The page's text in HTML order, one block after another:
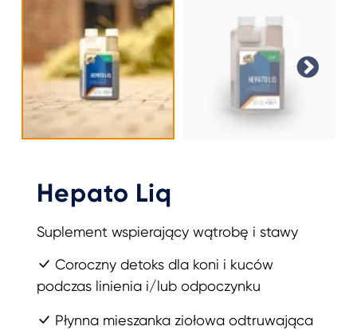
Hepato Liq
Suplement wspierający wątrobę i stawy
Coroczny detoks dla koni i kuców
podczas linienia i/lub odpoczynku
Płynna mieszanka ziołowa odtruwająca